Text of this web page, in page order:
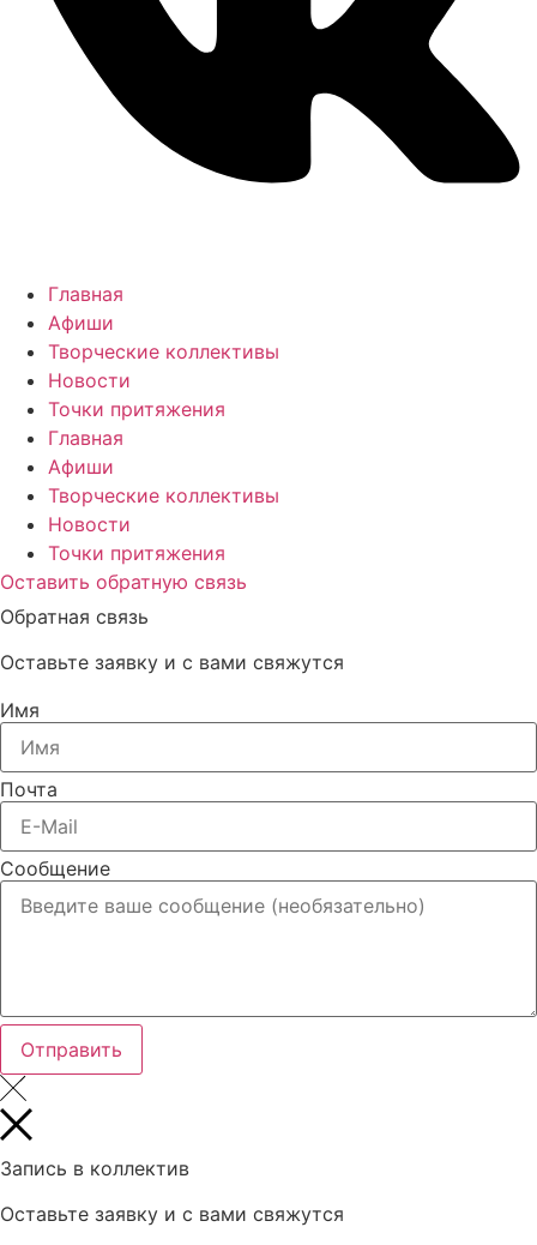
Главная
Афиши
Творческие коллективы
Новости
Точки притяжения
Главная
Афиши
Творческие коллективы
Новости
Точки притяжения
Оставить обратную связь
Обратная связь
Оставьте заявку и с вами свяжутся
Имя
Почта
Сообщение
Отправить
Запись в коллектив
Оставьте заявку и с вами свяжутся